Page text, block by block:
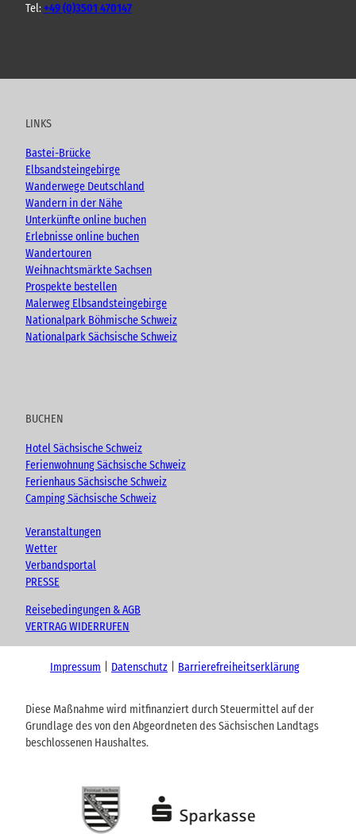
Tel:+49 (0)3501 470147
u
e
c
o
k
s
r
a
m
o
LINKS
Bastei-Brücke
Elbsandsteingebirge
Wanderwege Deutschland
Wandern in der Nähe
Unterkünfte online buchen
Erlebnisse online buchen
Wandertouren
Weihnachtsmärkte Sachsen
Prospekte bestellen
Malerweg Elbsandsteingebirge
Nationalpark Böhmische Schweiz
Nationalpark Sächsische Schweiz
BUCHEN
Hotel Sächsische Schweiz
Ferienwohnung Sächsische Schweiz
Ferienhaus Sächsische Schweiz
Camping Sächsische Schweiz
Veranstaltungen
Wetter
Verbandsportal
PRESSE
Reisebedingungen & AGB
VERTRAG WIDERRUFEN
Impressum Datenschutz Barrierefreiheitserklärung
Diese Maßnahme wird mitfinanziert durch Steuermittel auf der
Grundlage des von den Abgeordneten des Sächsischen Landtags
beschlossenen Haushaltes.